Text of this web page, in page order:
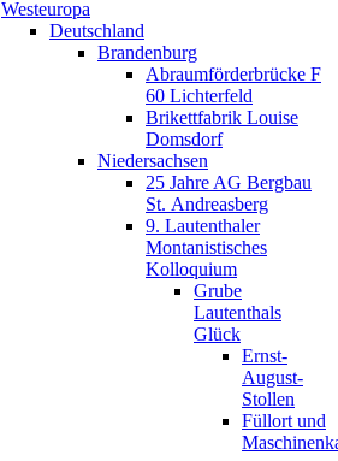
Westeuropa
Deutschland
Brandenburg
Abraumförderbrücke F
60 Lichterfeld
Brikettfabrik Louise
Domsdorf
Niedersachsen
25 Jahre AG Bergbau
St. Andreasberg
9. Lautenthaler
Montanistisches
Kolloquium
Grube
Lautenthals
Glück
Ernst-
August-
Stollen
Füllort und